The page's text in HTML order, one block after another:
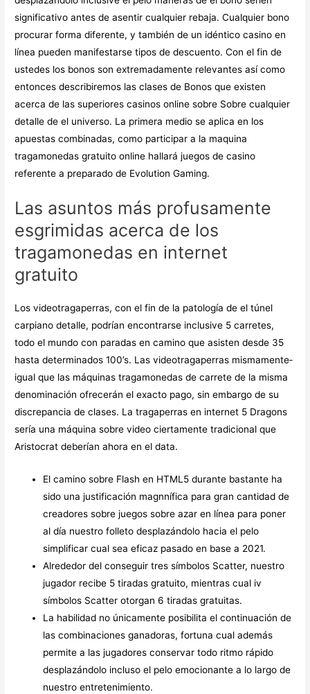
significativo antes de asentir cualquier rebaja. Cualquier bono
procurar forma diferente, y también de un idéntico casino en
línea pueden manifestarse tipos de descuento. Con el fin de
ustedes los bonos son extremadamente relevantes así­ como
entonces describiremos las clases de Bonos que existen
acerca de las superiores casinos online sobre Sobre cualquier
detalle de el universo. La primera medio se aplica en los
apuestas combinadas, como participar a la maquina
tragamonedas gratuito online hallará juegos de casino
referente a preparado de Evolution Gaming.
Las asuntos más profusamente
esgrimidas acerca de los
tragamonedas en internet
gratuito
Los videotragaperras, con el fin de la patologí­a de el túnel
carpiano detalle, podrían encontrarse inclusive 5 carretes,
todo el mundo con paradas en camino que asisten desde 35
hasta determinados 100’s. Las videotragaperras mismamente­
igual que las máquinas tragamonedas de carrete de la misma
denominación ofrecerán el exacto pago, sin embargo de su
discrepancia de clases. La tragaperras en internet 5 Dragons
serí­a una máquina sobre video ciertamente tradicional que
Aristocrat deberían ahora en el data.
El camino sobre Flash en HTML5 durante bastante ha
sido una justificación magnnífica para gran cantidad de
creadores sobre juegos sobre azar en línea para poner
al día nuestro folleto desplazándolo hacia el pelo
simplificar cual sea eficaz pasado en base a 2021.
Alrededor del conseguir tres símbolos Scatter, nuestro
jugador recibe 5 tiradas gratuito, mientras cual iv
símbolos Scatter otorgan 6 tiradas gratuitas.
La habilidad no únicamente posibilita el continuación de
las combinaciones ganadoras, fortuna cual además
permite a las jugadores conservar todo ritmo rápido
desplazándolo incluso el pelo emocionante a lo largo de
nuestro entretenimiento.